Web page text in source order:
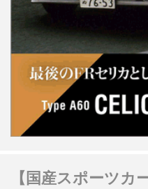
【国産スポーツカ